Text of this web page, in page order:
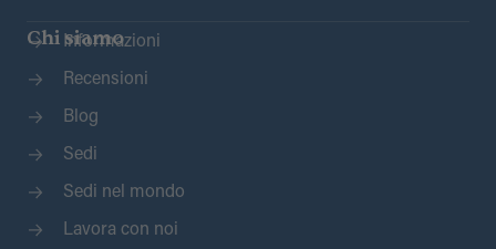
Chi siamo
Informazioni
Recensioni
Blog
Sedi
Sedi nel mondo
Lavora con noi